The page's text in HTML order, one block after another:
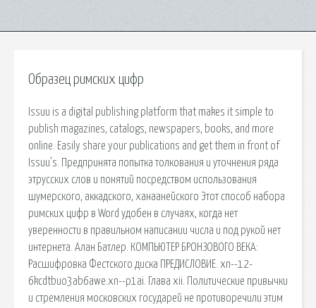
Образец римских цифр
Issuu is a digital publishing platform that makes it simple to
publish magazines, catalogs, newspapers, books, and more
online. Easily share your publications and get them in front of
Issuu’s. Предпринята попытка толкования и уточнения ряда
этрусских слов и понятий посредством использования
шумерского, аккадского, ханаанейского Этот способ набора
римских цифр в Word удобен в случаях, когда нет
уверенности в правильном написании числа и под рукой нет
интернета. Алан Батлер. КОМПЬЮТЕР БРОНЗОВОГО ВЕКА:
Расшифровка Фестского диска ПРЕДИСЛОВИЕ. xn--12-
6kcdtbuo3ab6awe.xn--p1ai. Глава xii. Политические привычки
и стремления московских государей не противоречили этим